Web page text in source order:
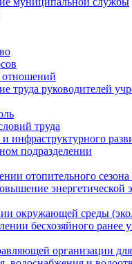
отношений
труда руководителей
труда
инфраструктурного
подразделении
отопительного
энергетической
окружающей среды
бесхозяйного ранее
организации